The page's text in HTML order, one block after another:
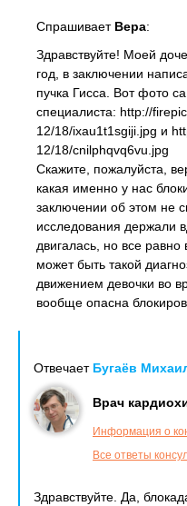
Спрашивает Вера:
Здравствуйте! Моей
год, в заключении
пучка Гисса. Вот фото
специалиста: http://
12/18/ixau1t1sgiji.jpg и
12/18/cnilphqvq6vu.jpg
Скажите, пожалуйста,
какая именно у нас
заключении об этом не
исследования держали
двигалась, но все равно
может быть такой
движением девочки во
вообще опасна
Отвечает Бугаёв
Врач
Информация о
Все ответы
Здравствуйте. Да,